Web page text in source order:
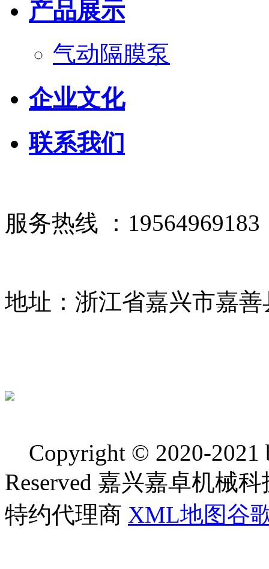
产品展示
气动隔膜泵
企业文化
联系我们
服务热线 ：19564969183
地址：浙江省嘉兴市嘉
Copyright © 2020-2021
Reserved 嘉兴嘉卓机械
特约代理商 XML地图谷